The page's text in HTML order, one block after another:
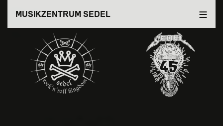
Inhalt
MUSIKZENTRUM SEDEL